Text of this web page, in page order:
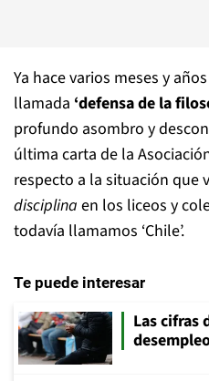
Ya hace varios meses y
llamada ‘defensa de la
profundo asombro y
última carta de la
respecto a la situación que
disciplina en los liceos y
todavía llamamos ‘Chile’.
Te puede interesar
Las cifras